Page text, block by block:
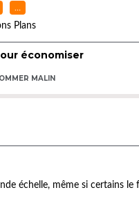
…
Plans
échelle, même si certains